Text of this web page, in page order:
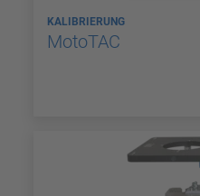
KALIBRIERUNG
MotoTAC